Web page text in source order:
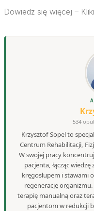
Dowiedz się więcej –
534
Krzysztof Sopel to
Centrum Rehabilitacji,
W swojej pracy
pacjenta, łącząc
kręgosłupem i stawami
regenerację
terapię manualną oraz
pacjentom w redukcji